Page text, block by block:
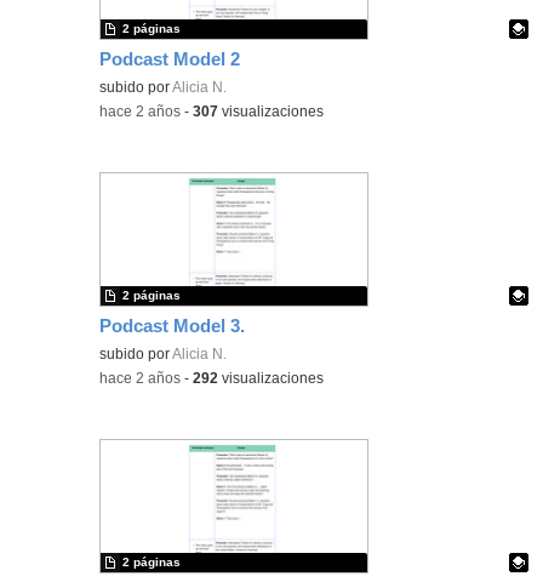
Podcast Model 2
Contenido educativo.
subido porAlicia N.
2 páginas
-hace 2 años -307 visualizaciones
Podcast Model 3.
Contenido educativo.
subido porAlicia N.
2 páginas
-hace 2 años -292 visualizaciones
2 páginas